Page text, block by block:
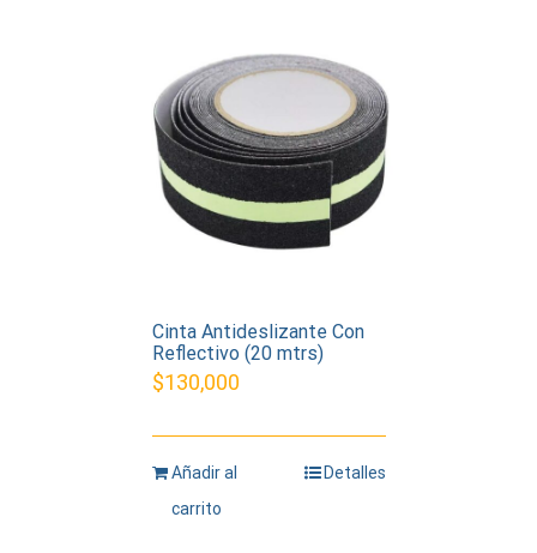
Cinta Antideslizante Con
Reflectivo (20 mtrs)
$130,000
Añadir al
carrito
Detalles